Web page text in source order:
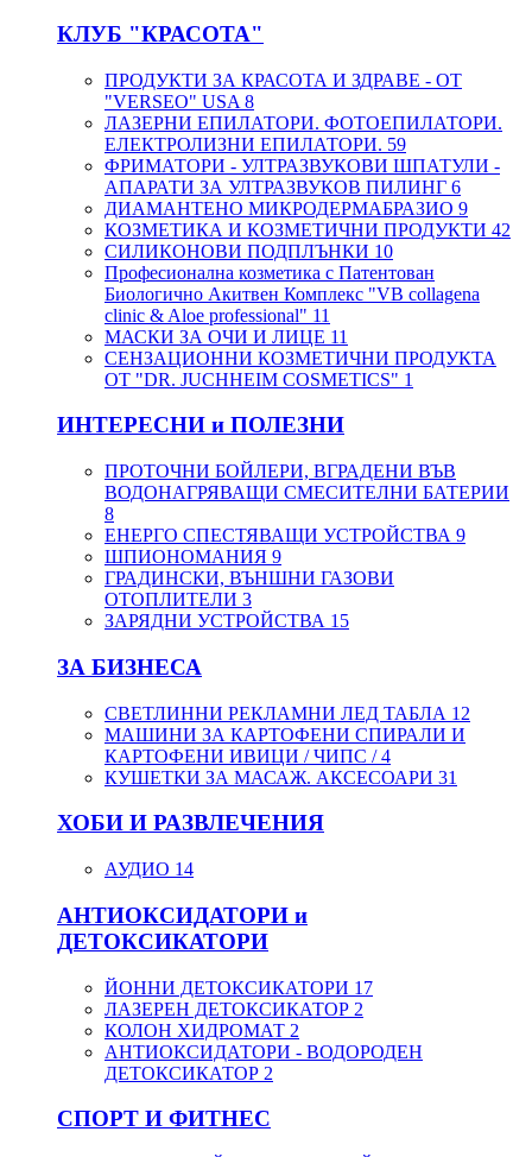
КЛУБ "КРАСОТА"
ПРОДУКТИ ЗА КРАСОТА И ЗДРАВЕ - ОТ
"VERSEO" USA 8
ЛАЗЕРНИ ЕПИЛАТОРИ. ФОТОЕПИЛАТОРИ.
ЕЛЕКТРОЛИЗНИ ЕПИЛАТОРИ. 59
ФРИМАТОРИ - УЛТРАЗВУКОВИ ШПАТУЛИ -
АПАРАТИ ЗА УЛТРАЗВУКОВ ПИЛИНГ 6
ДИАМАНТЕНО МИКРОДЕРМАБРАЗИО 9
КОЗМЕТИКА И КОЗМЕТИЧНИ ПРОДУКТИ 42
СИЛИКОНОВИ ПОДПЛЪНКИ 10
Професионална козметика с Патентован
Биологично Акитвен Комплекс "VB collagena
clinic & Aloe professional" 11
МАСКИ ЗА ОЧИ И ЛИЦЕ 11
СЕНЗАЦИОННИ КОЗМЕТИЧНИ ПРОДУКТА
ОТ "DR. JUCHHEIM COSMETICS" 1
ИНТЕРЕСНИ и ПОЛЕЗНИ
ПРОТОЧНИ БОЙЛЕРИ, ВГРАДЕНИ ВЪВ
ВОДОНАГРЯВАЩИ СМЕСИТЕЛНИ БАТЕРИИ
8
ЕНЕРГО СПЕСТЯВАЩИ УСТРОЙСТВА 9
ШПИОНОМАНИЯ 9
ГРАДИНСКИ, ВЪНШНИ ГАЗОВИ
ОТОПЛИТЕЛИ 3
ЗАРЯДНИ УСТРОЙСТВА 15
ЗА БИЗНЕСА
СВЕТЛИННИ РЕКЛАМНИ ЛЕД ТАБЛА 12
МАШИНИ ЗА КАРТОФЕНИ СПИРАЛИ И
КАРТОФЕНИ ИВИЦИ / ЧИПС /4
КУШЕТКИ ЗА МАСАЖ. АКСЕСОАРИ 31
ХОБИ И РАЗВЛЕЧЕНИЯ
АУДИО 14
АНТИОКСИДАТОРИ и
ДЕТОКСИКАТОРИ
ЙОННИ ДЕТОКСИКАТОРИ 17
ЛАЗЕРЕН ДЕТОКСИКАТОР 2
КОЛОН ХИДРОМАТ 2
АНТИОКСИДАТОРИ - ВОДОРОДЕН
ДЕТОКСИКАТОР 2
СПОРТ И ФИТНЕС